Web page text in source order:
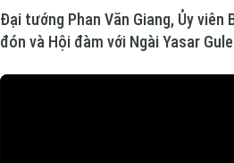
An ninh trật tựẨm thực Người
Đại tướng Phan Văn Giang, Ủy
đón và Hội đàm với Ngài Yasar